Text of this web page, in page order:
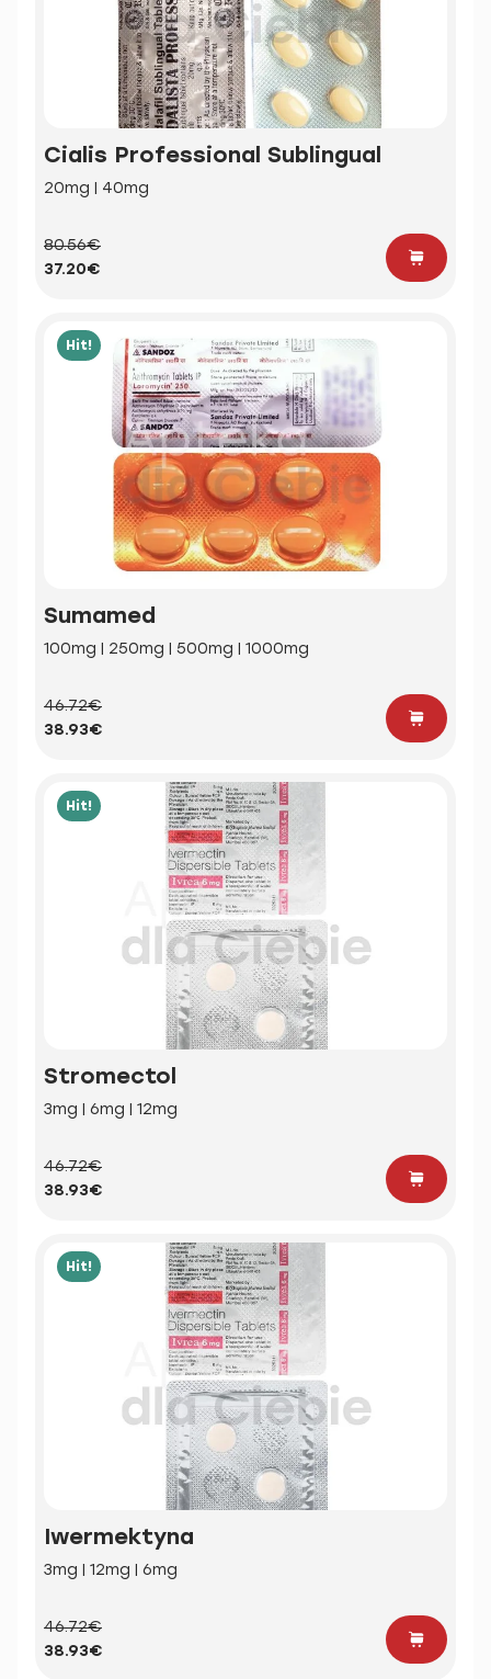
Cialis Professional Sublingual
20mg | 40mg
80.56€
37.20€
Hit!
Sumamed
100mg | 250mg | 500mg | 1000mg
46.72€
38.93€
Hit!
Stromectol
3mg | 6mg | 12mg
46.72€
38.93€
Hit!
Iwermektyna
3mg | 12mg | 6mg
46.72€
38.93€